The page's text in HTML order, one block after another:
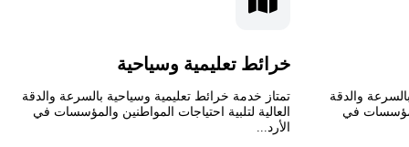
والدقة
في
خرائط تعليمية وسياحية
تمتاز خدمة خرائط تعليمية وسياحية بالسرعة والدقة
العالية لتلبية احتياجات المواطنين والمؤسسات في
الأرد...